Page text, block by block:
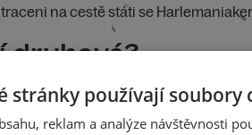
na cestě státi se
druhové?
stránky používají soubory
reklam a analýze návštěvnosti